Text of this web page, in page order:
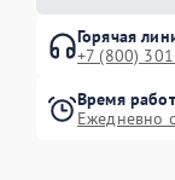
Горячая
+7 (800)
Время
Ежедневно